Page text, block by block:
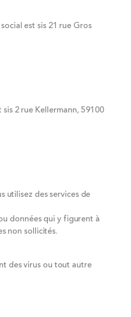
est sis 21 rue Gros
2 rue Kellermann, 59100
utilisez des services de
données qui y figurent à
non sollicités.
des virus ou tout autre